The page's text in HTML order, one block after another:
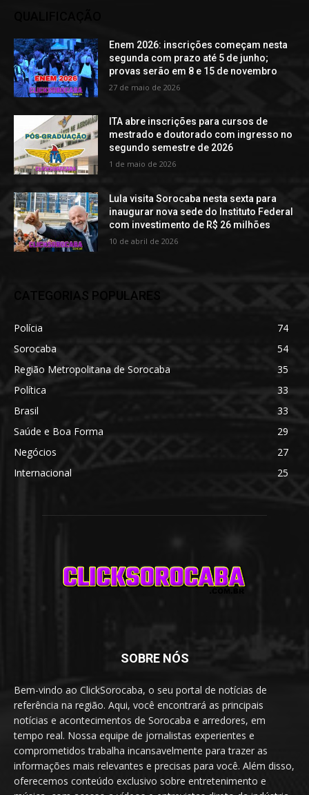
Enem 2026: inscrições começam nesta
segunda com prazo até 5 de junho;
provas serão em 8 e 15 de novembro
27 de maio de 2026
ITA abre inscrições para cursos de
mestrado e doutorado com ingresso no
segundo semestre de 2026
1 de maio de 2026
Lula visita Sorocaba nesta sexta para
inaugurar nova sede do Instituto Federal
com investimento de R$ 26 milhões
10 de abril de 2026
CATEGORIAS POPULARES
Polícia
74
Sorocaba
54
Região Metropolitana de Sorocaba
35
Política
33
Brasil
33
Saúde e Boa Forma
29
Negócios
27
Internacional
25
SOBRE NÓS
Bem-vindo ao ClickSorocaba, o seu portal de notícias de
referência na região. Aqui, você encontrará as principais
notícias e acontecimentos de Sorocaba e arredores, em
tempo real. Nossa equipe de jornalistas experientes e
comprometidos trabalha incansavelmente para trazer as
informações mais relevantes e precisas para você. Além disso,
oferecemos conteúdo exclusivo sobre entretenimento e